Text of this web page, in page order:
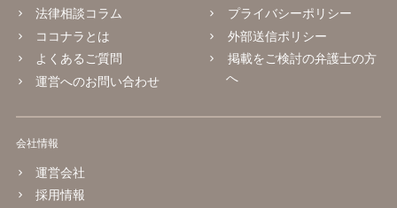
法律相談コラム
ココナラとは
よくあるご質問
運営へのお問い合わせ
プライバシーポリシー
外部送信ポリシー
掲載をご検討の弁護士の方
へ
会社情報
運営会社
採用情報